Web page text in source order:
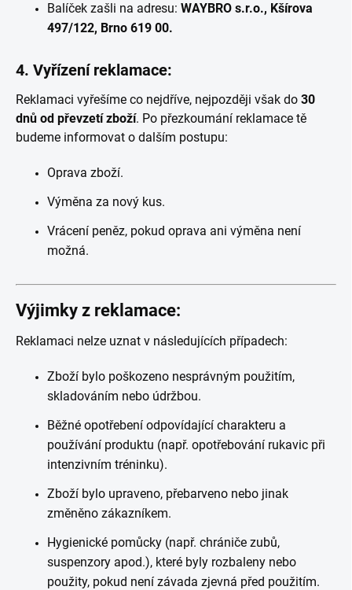
Balíček zašli na adresu: WAYBRO s.r.o., Kšírova
497/122, Brno 619 00.
4. Vyřízení reklamace:
Reklamaci vyřešíme co nejdříve, nejpozději však do 30
dnů od převzetí zboží. Po přezkoumání reklamace tě
budeme informovat o dalším postupu:
Oprava zboží.
Výměna za nový kus.
Vrácení peněz, pokud oprava ani výměna není
možná.
Výjimky z reklamace:
Reklamaci nelze uznat v následujících případech:
Zboží bylo poškozeno nesprávným použitím,
skladováním nebo údržbou.
Běžné opotřebení odpovídající charakteru a
používání produktu (např. opotřebování rukavic při
intenzivním tréninku).
Zboží bylo upraveno, přebarveno nebo jinak
změněno zákazníkem.
Hygienické pomůcky (např. chrániče zubů,
suspenzory apod.), které byly rozbaleny nebo
použity, pokud není závada zjevná před použitím.